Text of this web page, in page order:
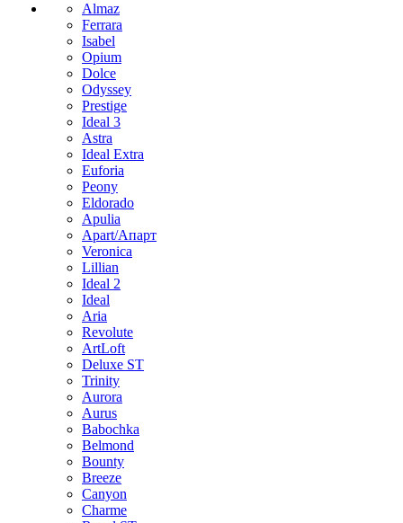
Almaz
Ferrara
Isabel
Opium
Dolce
Odyssey
Prestige
Ideal 3
Astra
Ideal Extra
Euforia
Peony
Eldorado
Apulia
Apart/Апарт
Veronica
Lillian
Ideal 2
Ideal
Aria
Revolute
ArtLoft
Deluxe ST
Trinity
Aurora
Aurus
Babochka
Belmond
Bounty
Breeze
Canуon
Charme